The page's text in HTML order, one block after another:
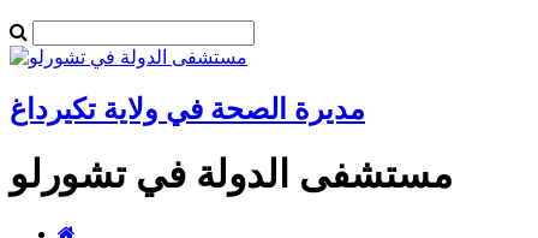
مديرة الصحة في ولاية تكيرداغ
مستشفى الدولة في تشورلو